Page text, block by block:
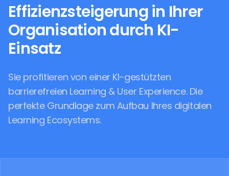
Effizienzsteigerung in Ihrer
Organisation durch KI-
Einsatz
Sie profitieren von einer KI-gestützten
barrierefreien Learning & User Experience. Die
perfekte Grundlage zum Aufbau Ihres digitalen
Learning Ecosystems.